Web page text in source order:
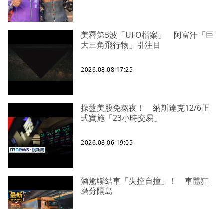
美釋第5波「UFO檔案」 阿富汗「巨
大三角飛行物」引注目
2026.08.08 17:25
操盤美股免熬夜！ 納斯達克12/6正
式實施「23小時交易」
2026.08.06 19:05
酒駕聯結車「失控自撞」！ 車體狂
磨分隔島